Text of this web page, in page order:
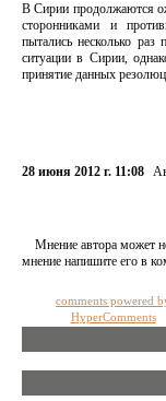
В Сирии продолжаются
сторонниками и
пытались несколько
ситуации в Сирии,
принятие данных
28 июня 2012 г. 11:08
Мнение автора может
мнение напишите его в
comments powered
HyperComments